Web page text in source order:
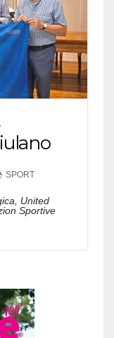
SPORT
United
Sportive